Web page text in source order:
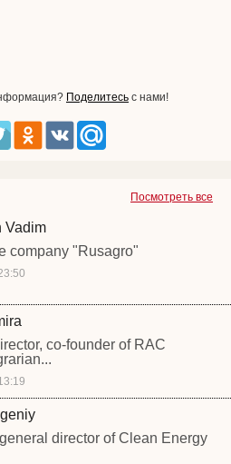
Поделитесь с нами!
Посмотреть все
Vadim
company "Rusagro"
co-founder of RAC
director of Clean Energy